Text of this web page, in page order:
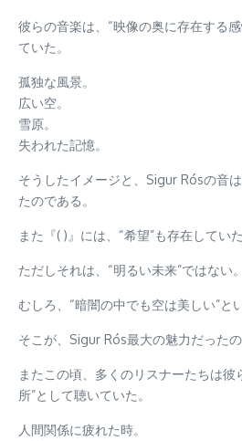
彼らの音楽は、“映像の奥に存在する
ていた。
孤独な風景。
広い空。
雪原。
失われた記憶。
そうしたイメージと、Sigur Rósの音
たのである。
また『( )』には、“希望”も存在していた
ただしそれは、“明るい未来”ではない。
むしろ、“暗闇の中でも空は美しい”と
そこが、Sigur Rós最大の魅力だったの
またこの頃、多くのリスナーたちは彼
所”として聴いていた。
人間関係に疲れた時。